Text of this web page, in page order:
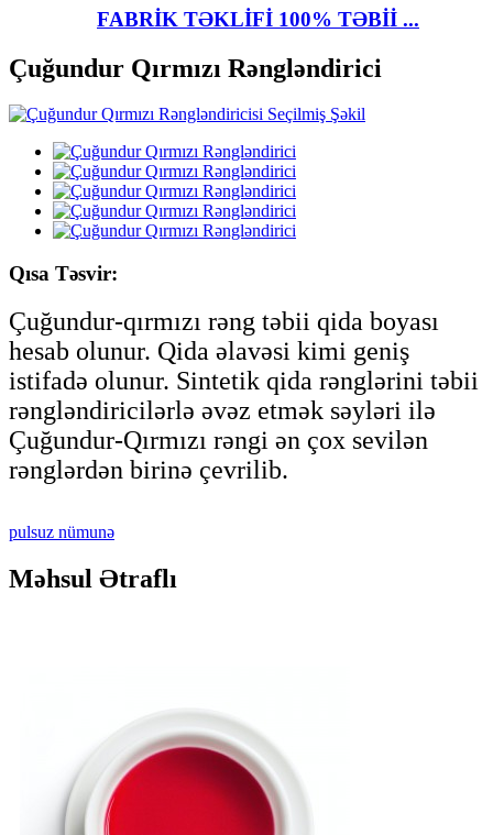
FABRİK TƏKLİFİ 100% TƏBİİ ...
Çuğundur Qırmızı Rəngləndirici
Qısa Təsvir:
Çuğundur-qırmızı rəng təbii qida boyası
hesab olunur. Qida əlavəsi kimi geniş
istifadə olunur. Sintetik qida rənglərini təbii
rəngləndiricilərlə əvəz etmək səyləri ilə
Çuğundur-Qırmızı rəngi ən çox sevilən
rənglərdən birinə çevrilib.
pulsuz nümunə
Məhsul Ətraflı